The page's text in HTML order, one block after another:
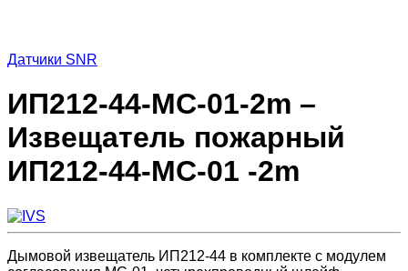
Датчики SNR
ИП212-44-МС-01-2m –
Извещатель пожарный
ИП212-44-МС-01 -2m
Дымовой извещатель ИП212-44 в комплекте с модулем